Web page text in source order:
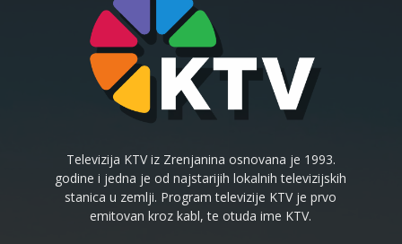
Televizija KTV iz Zrenjanina osnovana je 1993.
godine i jedna je od najstarijih lokalnih televizijskih
stanica u zemlji. Program televizije KTV je prvo
emitovan kroz kabl, te otuda ime KTV.